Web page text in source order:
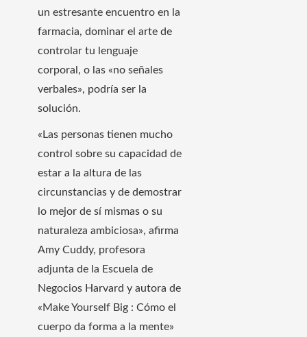
un estresante encuentro en la
farmacia, dominar el arte de
controlar tu lenguaje
corporal, o las «no señales
verbales», podría ser la
solución.
«Las personas tienen mucho
control sobre su capacidad de
estar a la altura de las
circunstancias y de demostrar
lo mejor de sí mismas o su
naturaleza ambiciosa», afirma
Amy Cuddy, profesora
adjunta de la Escuela de
Negocios Harvard y autora de
«Make Yourself Big : Cómo el
cuerpo da forma a la mente»